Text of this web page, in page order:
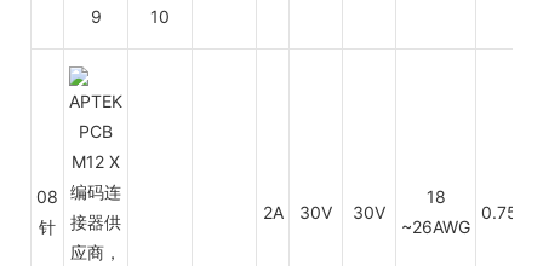
08
针
2A 30V 30V
18
~26AWG